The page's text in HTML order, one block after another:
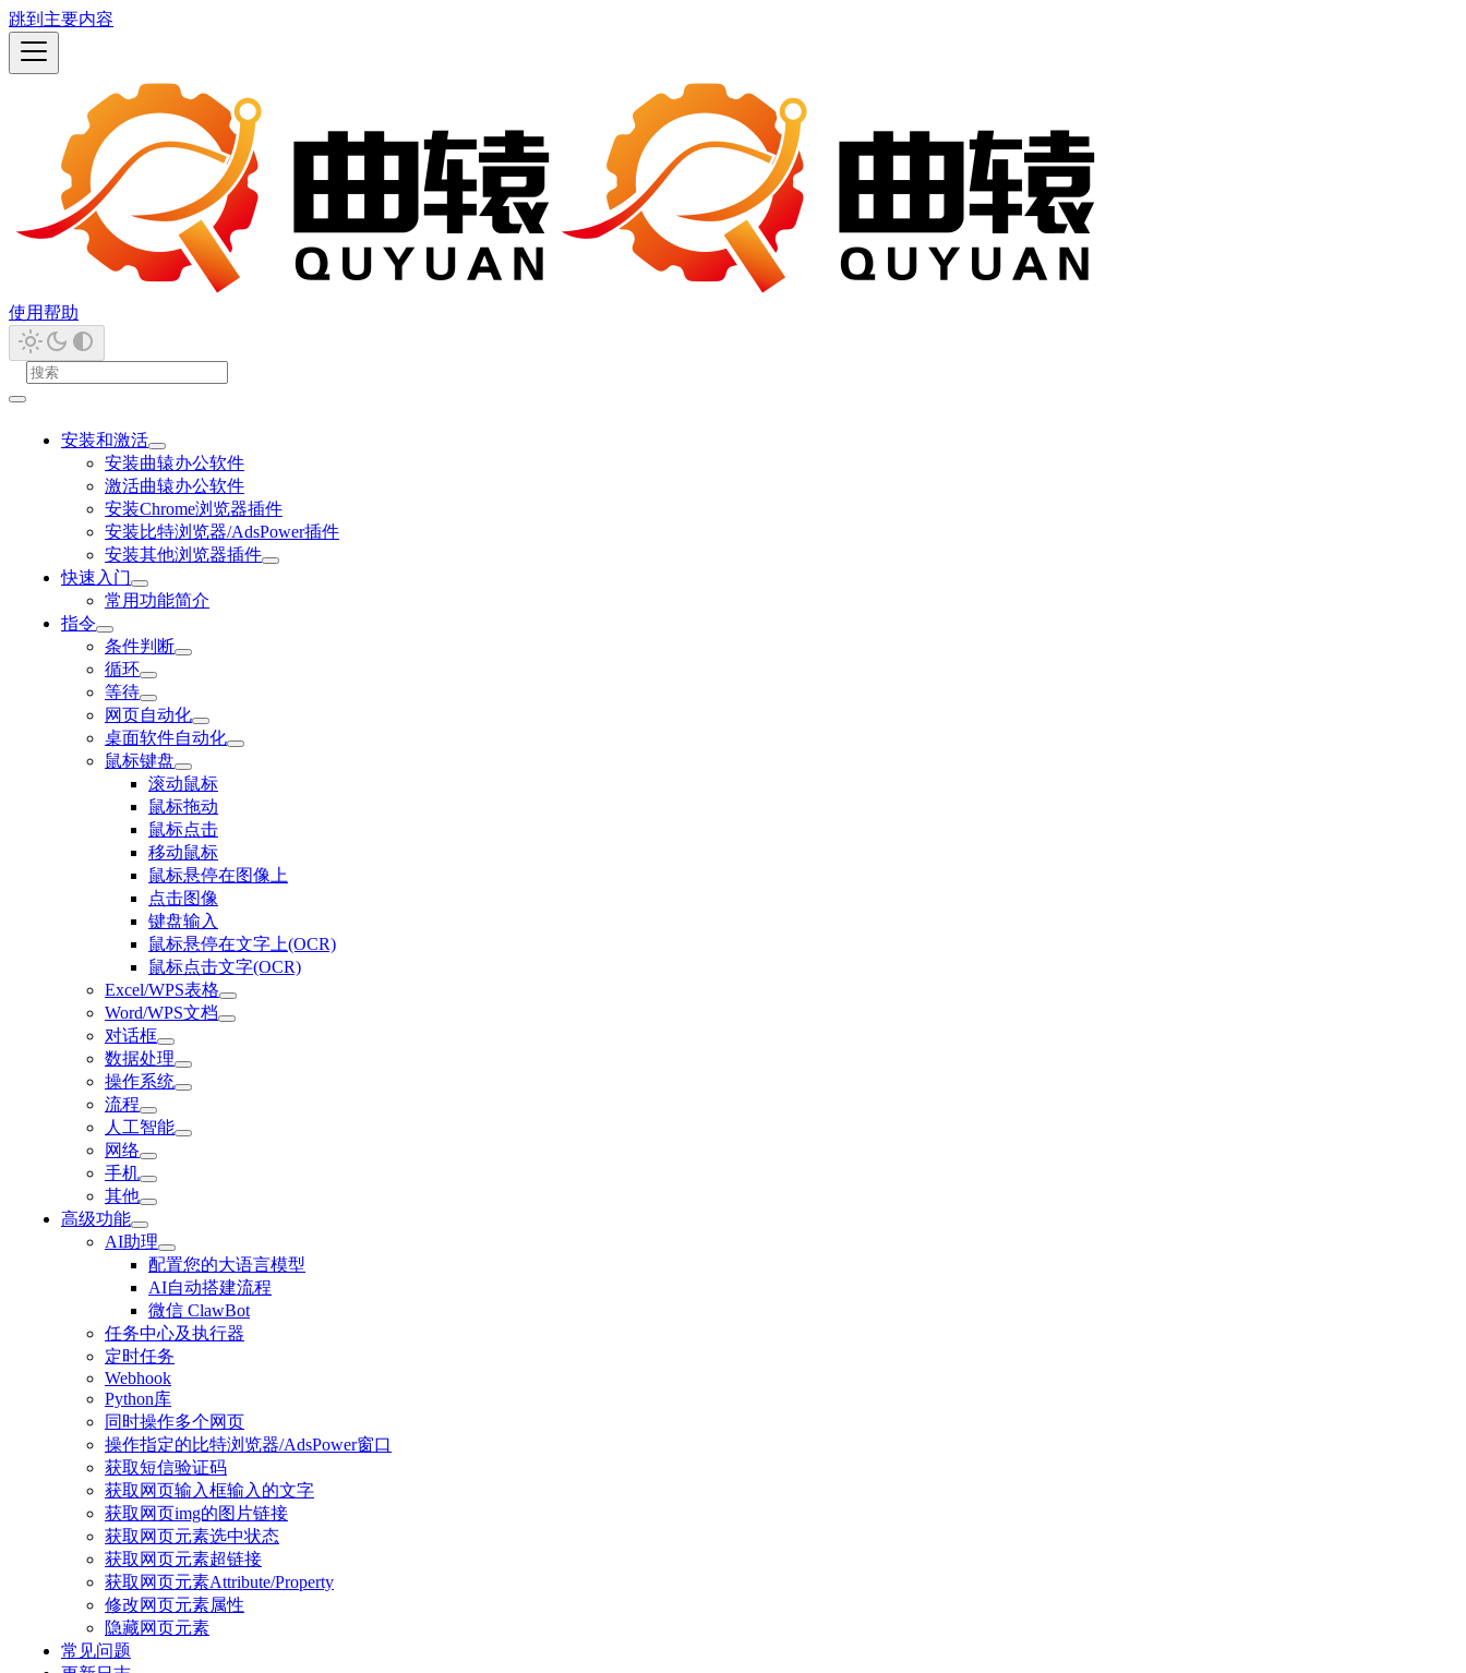
跳到主要内容
使用帮助
安装和激活
安装曲辕办公软件
激活曲辕办公软件
安装Chrome浏览器插件
安装比特浏览器/AdsPower插件
安装其他浏览器插件
快速入门
常用功能简介
指令
条件判断
循环
等待
网页自动化
桌面软件自动化
鼠标键盘
滚动鼠标
鼠标拖动
鼠标点击
移动鼠标
鼠标悬停在图像上
点击图像
键盘输入
鼠标悬停在文字上(OCR)
鼠标点击文字(OCR)
Excel/WPS表格
Word/WPS文档
对话框
数据处理
操作系统
流程
人工智能
网络
手机
其他
高级功能
AI助理
配置您的大语言模型
AI自动搭建流程
微信 ClawBot
任务中心及执行器
定时任务
Webhook
Python库
同时操作多个网页
操作指定的比特浏览器/AdsPower窗口
获取短信验证码
获取网页输入框输入的文字
获取网页img的图片链接
获取网页元素选中状态
获取网页元素超链接
获取网页元素Attribute/Property
修改网页元素属性
隐藏网页元素
常见问题